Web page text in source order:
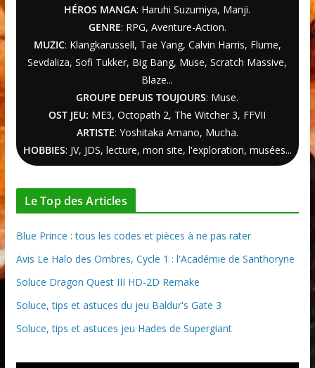
HÉROS MANGA: Haruhi Suzumiya, Manji.
GENRE: RPG, Aventure-Action.
MUZIC: Klangkarussell, Tae Yang, Calvin Harris, Flume,
Sevdaliza, Sofi Tukker, Big Bang, Muse, Scratch Massive,
Blaze...
GROUPE DEPUIS TOUJOURS: Muse.
OST JEU: ME3,Octopath 2, The Witcher3, FFVII
ARTISTE: Yoshitaka Amano, Mucha.
HOBBIES: JV, JDS, lecture, mon site, l'exploration, musées...
Le Top des Articles
Blue Prince : tous les codes et pièces à ne pas rater
Avis Le Halo des Ombres, Cycle 1 : l'Académie de Santhoryne
Soluce Dragon Quest III HD-2D Remake
Soluce, tips et astuces du jeu Baldur's Gate 3
Soluce, tips et astuces jeu Hades de Supergiant